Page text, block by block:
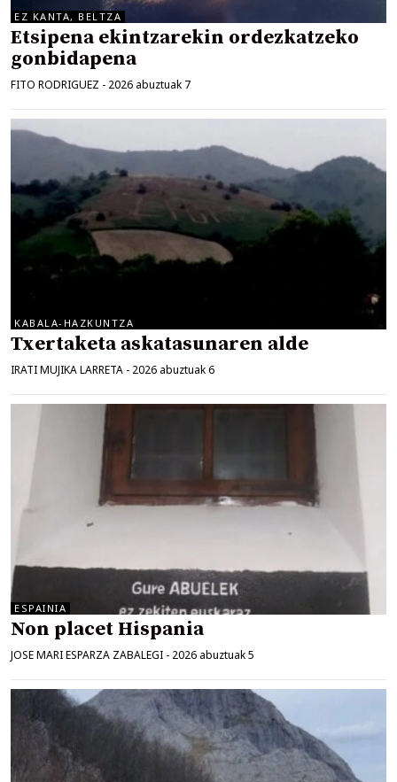
EZ KANTA, BELTZA
Etsipena ekintzarekin ordezkatzeko
gonbidapena
FITO RODRIGUEZ - 2026 abuztuak 7
KABALA-HAZKUNTZA
Txertaketa askatasunaren alde
IRATI MUJIKA LARRETA - 2026 abuztuak 6
ESPAINIA
Non placet Hispania
JOSE MARI ESPARZA ZABALEGI - 2026 abuztuak 5